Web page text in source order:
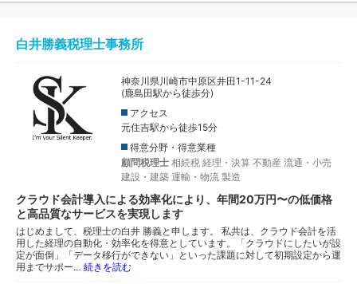
白井勝義税理士事務所
神奈川県川崎市中原区井田1-11-24
(鹿島田駅から徒歩分)
アクセス
元住吉駅から徒歩15分
得意分野・得意業種
顧問税理士 相続税 経理・決算 不動産 流通・小売
建設・建築 運輸・物流 製造
クラウド会計導入による効率化により、年間20万円〜の低価格
と高品質なサービスを実現します
はじめまして、税理士の白井 勝義と申します。 私共は、クラウド会計を活
用した経理の自動化・効率化を得意としています。「クラウドにしたいが設
定が面倒」「データ移行ができない」といった課題に対して初期設定から運
用までサポー… 続きを読む